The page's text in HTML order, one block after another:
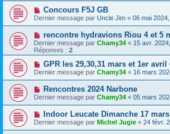
Concours F5J GB
Dernier message par Uncle Jim « 06 mai
rencontre hydravions Riou 4 et 5
Dernier message par Chamy34 « 15 avr.
Réponses : 2
GPR les 29,30,31 mars et 1er avril
Dernier message par Chamy34 « 16 mars
Rencontres 2024 Narbone
Dernier message par Chamy34 « 05 mars
Indoor Leucate Dimanche 17
Dernier message par Michel Jugie « 24 févr.